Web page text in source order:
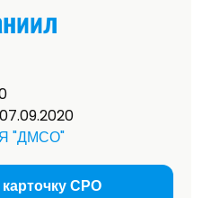
07.09.2020
"ДМСО"
СРО